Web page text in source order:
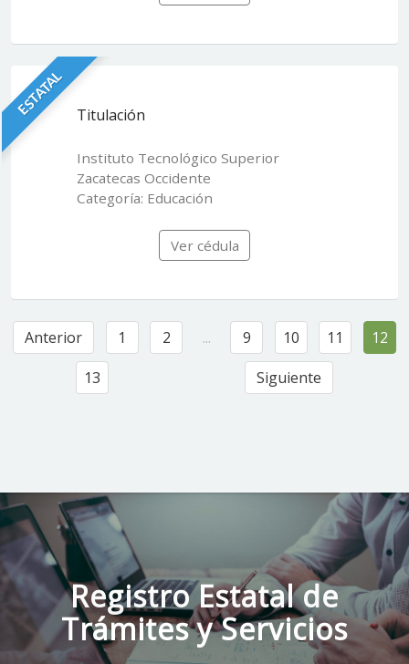
ESTATAL Titulación
Instituto Tecnológico Superior
Zacatecas Occidente
Categoría: Educación
Ver cédula
Anterior 1 2 ... 9 10 11
12
13
Siguiente
Registro Estatal de
Trámites y Servicios